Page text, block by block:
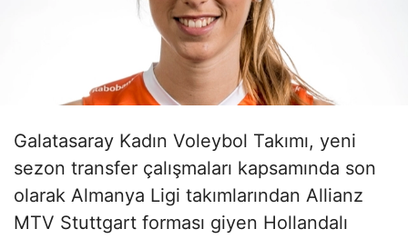
Galatasaray Kadın Voleybol Takımı, yeni
sezon transfer çalışmaları kapsamında son
olarak Almanya Ligi takımlarından Allianz
MTV Stuttgart forması giyen Hollandalı